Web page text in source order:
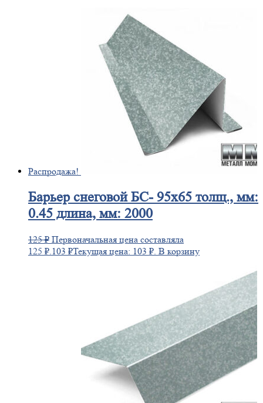
Распродажа!
Барьерснеговой БС- 95х65 толщ., мм:
0.45 длина, мм: 2000
125₽ Первоначальная цена составляла
125 ₽. 103 ₽Текущая цена: 103 ₽. В корзину